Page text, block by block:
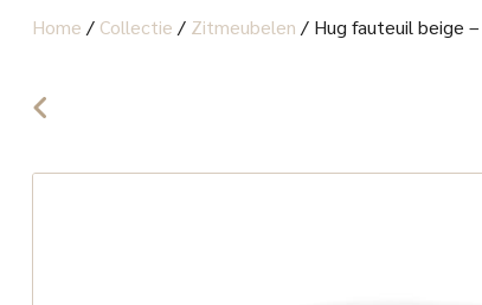
Home / Collectie / Zitmeubelen / Hug fauteuil beige